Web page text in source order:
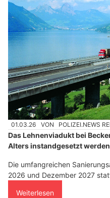
01.03.26 VON POLIZEI.NEWS
Das Lehnenviadukt bei
Alters instandgesetzt
Die umfangreichen
2026 und Dezember 2027
Weiterlesen